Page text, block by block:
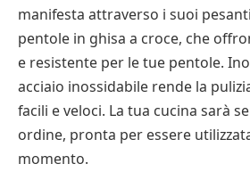
manifesta attraverso i suoi
pentole in ghisa a croce, che
e resistente per le tue pentole.
acciaio inossidabile rende la
facili e veloci. La tua cucina sarà
ordine, pronta per essere
momento.